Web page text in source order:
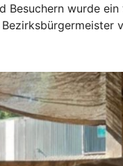
Besuchern wurde